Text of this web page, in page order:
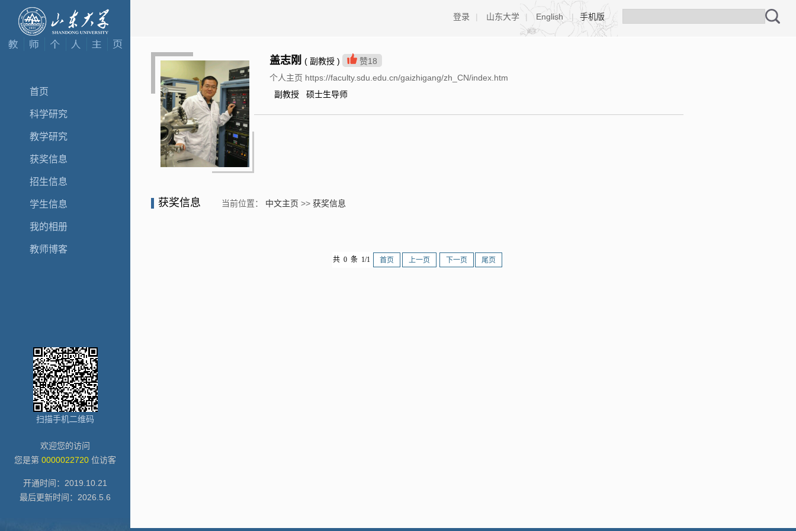
首页
科学研究
教学研究
获奖信息
招生信息
学生信息
我的相册
教师博客
扫描手机二维码
欢迎您的访问
您是第 0000022720 位访客
开通时间： 2019 10 21
最后更新时间： 2026 5 6
登录 | 山东大学 | English | 手机版
盖志刚 ( 副教授 ) 赞18
个人主页 https://faculty.sdu.edu.cn/gaizhigang/zh_CN/index.htm
副教授 硕士生导师
获奖信息 当前位置： 中文主页 >> 获奖信息
共 0 条 1/1 首页 上一页 下一页 尾页